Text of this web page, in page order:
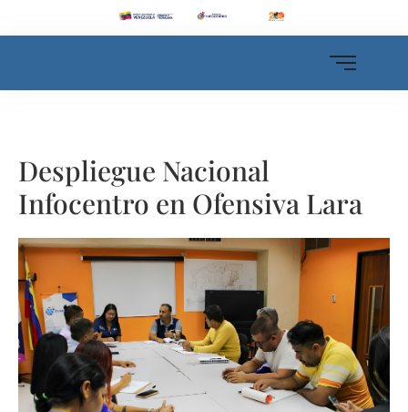
Despliegue Nacional
Infocentro en Ofensiva Lara